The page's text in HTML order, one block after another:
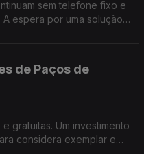
sem telefone fixo e
espera por uma solução
de Paços de
gratuitas. Um investimento
considera exemplar e